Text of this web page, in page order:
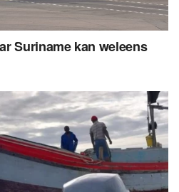
Suriname kan weleens